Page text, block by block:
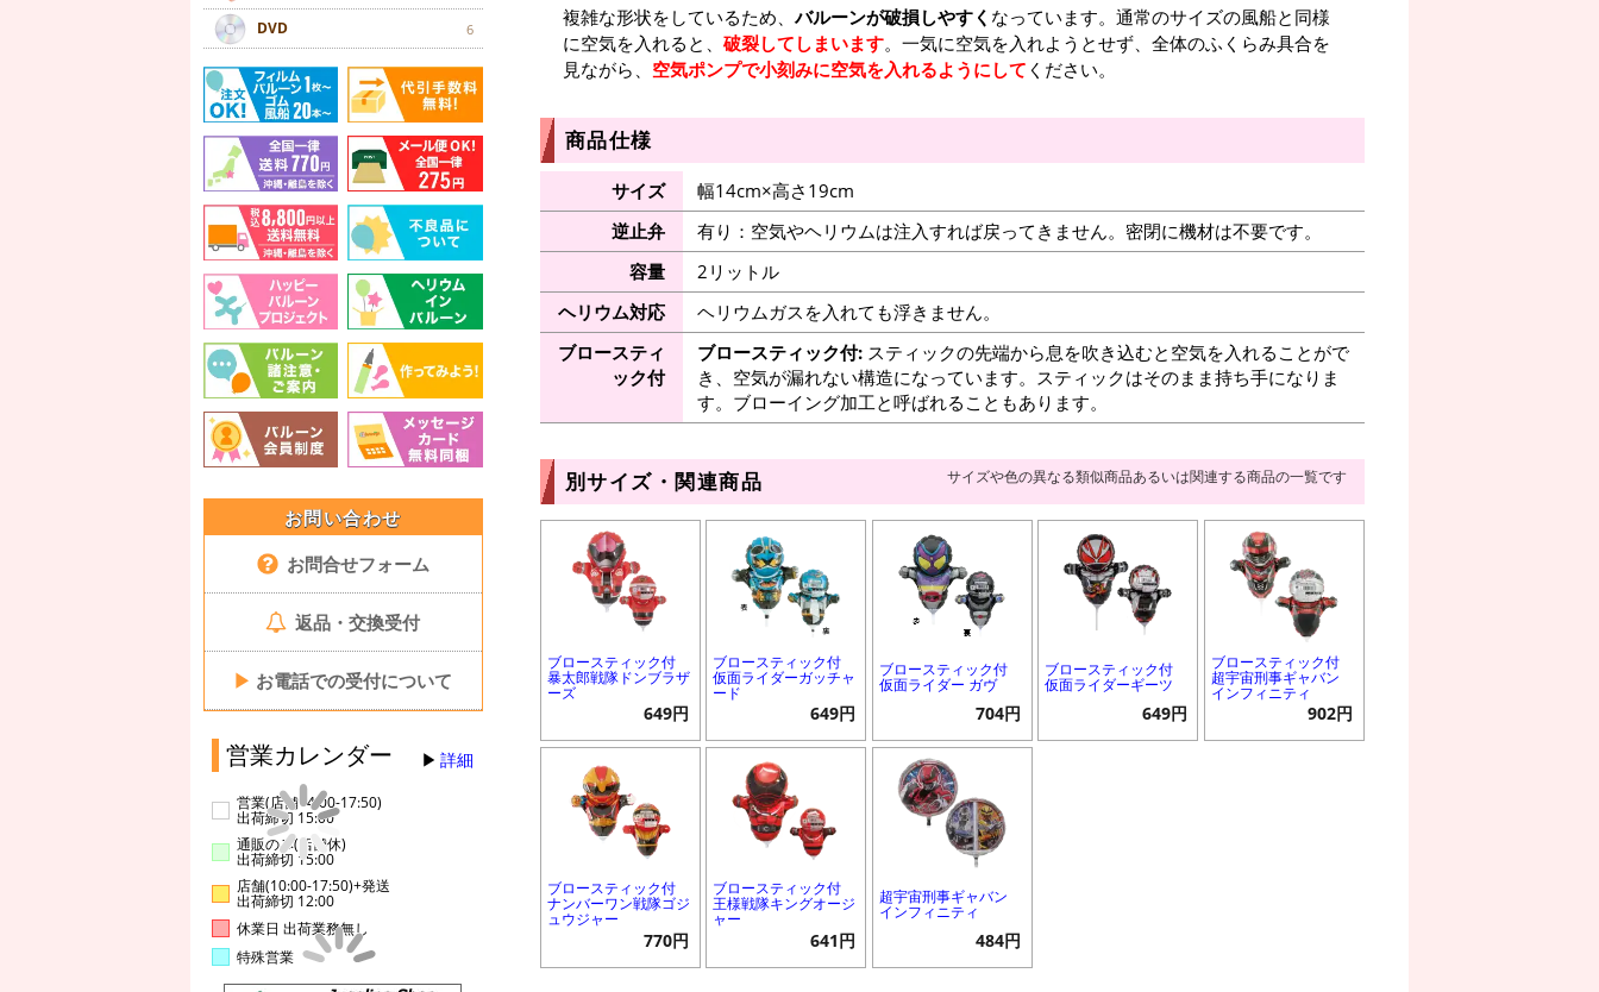
DVD 6
お問い合わせ
お問合せフォーム
返品・交換受付
▶ お電話での受付について
営業カレンダー 詳細
営業(店舗14:00-17:50)
出荷締切 15:00
通販のみ(店舗休)
出荷締切 15:00
店舗(10:00-17:50)+発送
出荷締切 12:00
休業日 出荷業務無し
特殊営業
複雑な形状をしているため、バルーンが破損しやすく なっています。通常のサイズの風船と同様
に空気を入れると、 破裂してしまいます。一気に空気を入れようとせず、全体のふくらみ具合を
見ながら、 空気ポンプで小刻みに空気を入れるようにして ください。
商品仕様
サイズ
幅14cm×高さ19cm
逆止弁
有り：空気やヘリウムは注入すれば戻ってきません。密閉に機材は不要です。
容量
2リットル
ヘリウム対応
ヘリウムガスを入れても浮きません。
ブロースティ
ック付
ブロースティック付:スティックの先端から息を吹き込むと空気を入れることがで
き、空気が漏れない構造になっています。スティックはそのまま持ち手になりま
す。ブローイング加工と呼ばれることもあります。
別サイズ・関連商品 サイズや色の異なる類似商品あるいは関連する商品の一覧です
ブロースティック付
暴太郎戦隊ドンブラザ
ーズ
649円
ブロースティック付
仮面ライダーガッチャ
ード
649円
ブロースティック付
仮面ライダー ガヴ
704円
ブロースティック付
仮面ライダーギーツ
649円
ブロースティック付
超宇宙刑事ギャバン
インフィニティ
902円
ブロースティック付
ナンバーワン戦隊ゴジ
ュウジャー
770円
ブロースティック付
王様戦隊キングオージ
ャー
641円
超宇宙刑事ギャバン
インフィニティ
484円